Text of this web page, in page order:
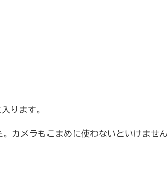
ります。
カメラもこまめに使わないといけません